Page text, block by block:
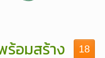
18
ร้อมสร้าง